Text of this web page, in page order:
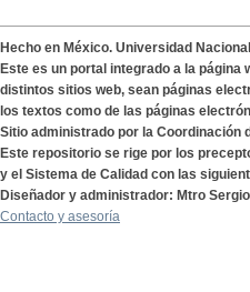
Hecho en México. Universidad
Este es un portal integrado a la
distintos sitios web, sean páginas
los textos como de las páginas
Sitio administrado por la Coordinación
Este repositorio se rige por los
y el Sistema de Calidad con las
Diseñador y administrador: Mtro
Contacto y asesoría